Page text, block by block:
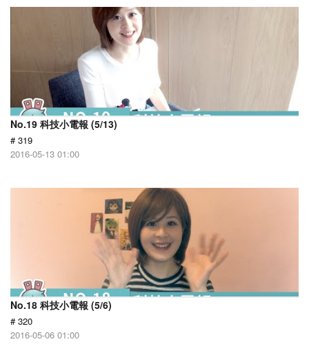
No.19 科技小電報 (5/13)
# 319
2016-05-13 01:00
No.18 科技小電報 (5/6)
# 320
2016-05-06 01:00